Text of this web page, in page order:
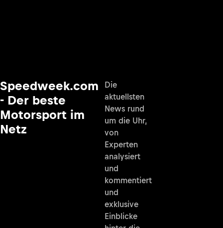
Speedweek.com
- Der beste
Motorsport im
Netz
Die
aktuellsten
News rund
um die Uhr,
von
Experten
analysiert
und
kommentiert
und
exklusive
Einblicke